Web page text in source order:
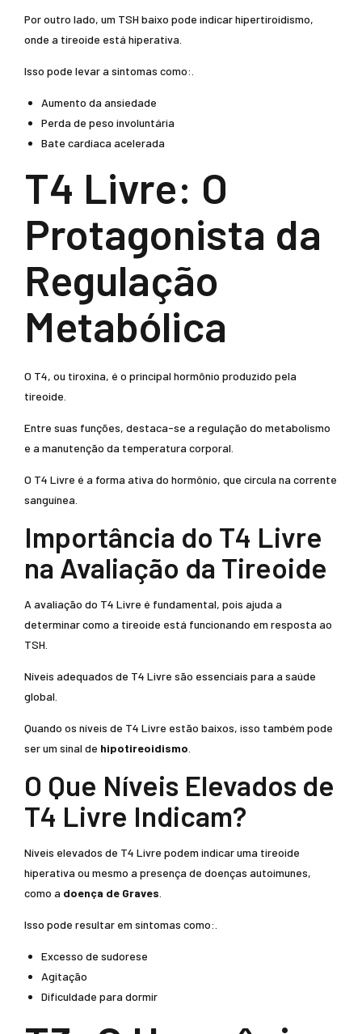
Por outro lado, um TSH baixo pode indicar hipertiroidismo,
onde a tireoide está hiperativa.
Isso pode levar a sintomas como:.
Aumento da ansiedade
Perda de peso involuntária
Bate cardíaca acelerada
T4 Livre: O
Protagonista da
Regulação
Metabólica
O T4, ou tiroxina, é o principal hormônio produzido pela
tireoide.
Entre suas funções, destaca-se a regulação do metabolismo
e a manutenção da temperatura corporal.
O T4 Livre é a forma ativa do hormônio, que circula na corrente
sanguínea.
Importância do T4 Livre
na Avaliação da Tireoide
A avaliação do T4 Livre é fundamental, pois ajuda a
determinar como a tireoide está funcionando em resposta ao
TSH.
Níveis adequados de T4 Livre são essenciais para a saúde
global.
Quando os níveis de T4 Livre estão baixos, isso também pode
ser um sinal de hipotireoidismo
O Que Níveis Elevados de
T4 Livre Indicam?
Níveis elevados de T4 Livre podem indicar uma tireoide
hiperativa ou mesmo a presença de doenças autoimunes,
como a doença de Graves
Isso pode resultar em sintomas como:.
Excesso de sudorese
Agitação
Dificuldade para dormir